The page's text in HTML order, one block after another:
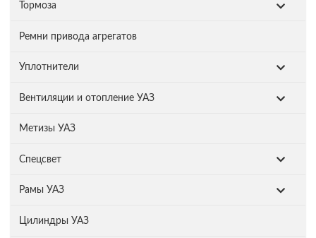
Тормоза
Ремни привода агрегатов
Уплотнители
Вентиляции и отопление УАЗ
Метизы УАЗ
Спецсвет
Рамы УАЗ
Цилиндры УАЗ